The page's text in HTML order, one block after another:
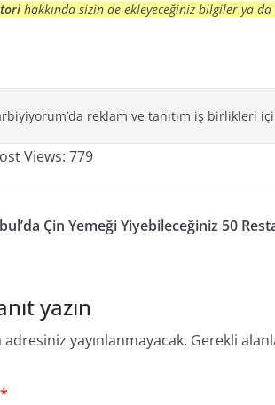
hakkında sizin de ekleyeceğiniz bilgiler ya
reklam ve tanıtım iş birlikleri
Views: 779
Çin Yemeği Yiyebileceğiniz 50
yazın
adresiniz yayınlanmayacak. Gerekli
*